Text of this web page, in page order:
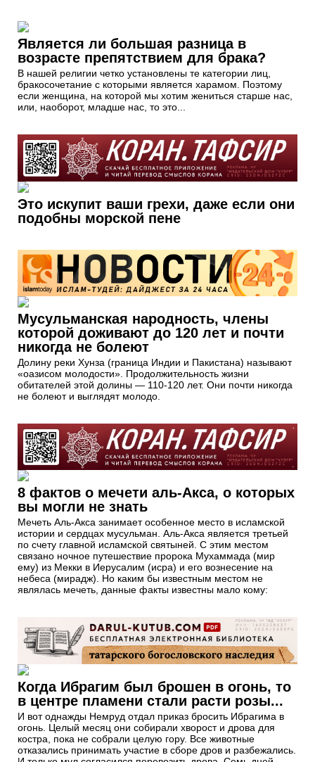
Является ли большая разница в
возрасте препятствием для брака?
В нашей религии четко установлены те категории лиц,
бракосочетание с которыми является харамом. Поэтому
если женщина, на которой мы хотим жениться старше нас,
или, наоборот, младше нас, то это...
Это искупит ваши грехи, даже если они
подобны морской пене
Мусульманская народность, члены
которой доживают до 120 лет и почти
никогда не болеют
Долину реки Хунза (граница Индии и Пакистана) называют
«оазисом молодости». Продолжительность жизни
обитателей этой долины — 110-120 лет. Они почти никогда
не болеют и выглядят молодо.
8 фактов о мечети аль-Акса, о которых
вы могли не знать
Мечеть Аль-Акса занимает особенное место в исламской
истории и сердцах мусульман. Аль-Акса является третьей
по счету главной исламской святыней. С этим местом
связано ночное путешествие пророка Мухаммада (мир
ему) из Мекки в Иерусалим (исра) и его вознесение на
небеса (мирадж). Но каким бы известным местом не
являлась мечеть, данные факты известны мало кому:
Когда Ибрагим был брошен в огонь, то
в центре пламени стали расти розы...
И вот однажды Немруд отдал приказ бросить Ибрагима в
огонь. Целый месяц они собирали хворост и дрова для
костра, пока не собрали целую гору. Все животные
отказались принимать участие в сборе дров и разбежались.